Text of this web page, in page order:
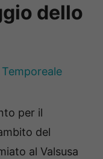
dello
per il
del
al Valsusa